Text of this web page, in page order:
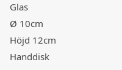
Glas
Ø 10cm
Höjd 12cm
Handdisk